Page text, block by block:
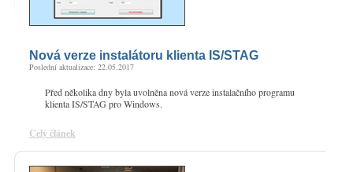
Nová verze instalátoru klienta IS/STAG
Poslední aktualizace: 22.05.2017
Před několika dny byla uvolněna nová verze instalačního programu
klienta IS/STAG pro Windows.
Celý článek